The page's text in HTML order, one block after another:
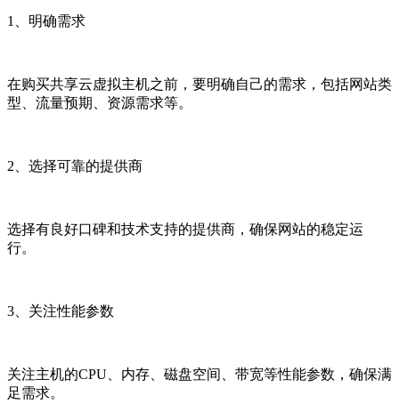
1、明确需求
在购买共享云虚拟主机之前，要明确自己的需求，包括网站类
型、流量预期、资源需求等。
2、选择可靠的提供商
选择有良好口碑和技术支持的提供商，确保网站的稳定运
行。
3、关注性能参数
关注主机的CPU、内存、磁盘空间、带宽等性能参数，确保满
足需求。